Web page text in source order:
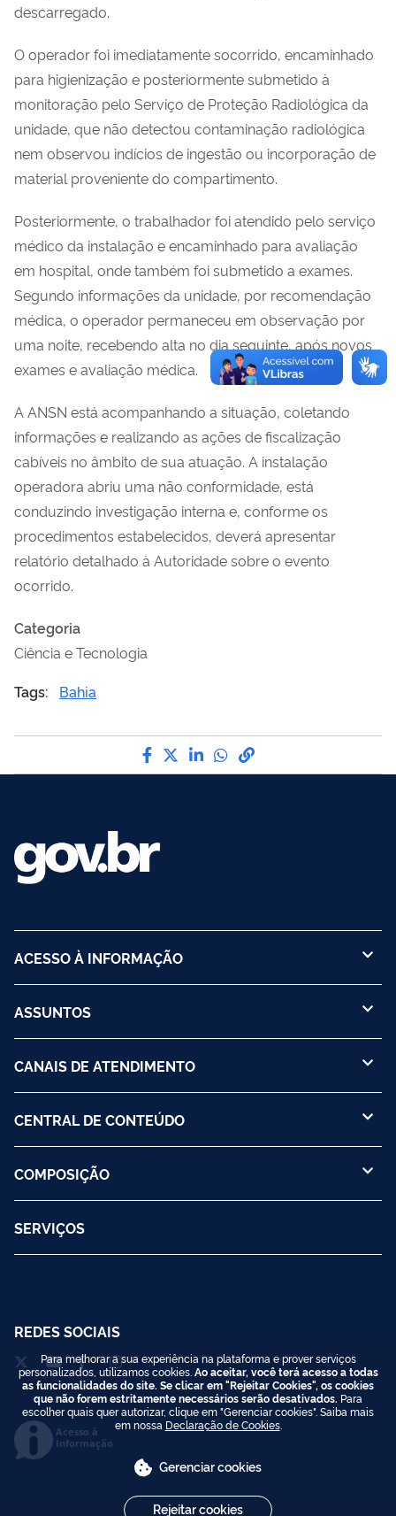
descarregado.
O operador foi imediatamente socorrido, encaminhado
para higienização e posteriormente submetido à
monitoração pelo Serviço de Proteção Radiológica da
unidade, que não detectou contaminação radiológica
nem observou indícios de ingestão ou incorporação de
material proveniente do compartimento.
Posteriormente, o trabalhador foi atendido pelo serviço
médico da instalação e encaminhado para avaliação
em hospital, onde também foi submetido a exames.
Segundo informações da unidade, por recomendação
médica, o operador permaneceu em observação por
uma noite, recebendo alta no dia seguinte, após novos
exames e avaliação médica.
A ANSN está acompanhando a situação, coletando
informações e realizando as ações de fiscalização
cabíveis no âmbito de sua atuação. A instalação
operadora abriu uma não conformidade, está
conduzindo investigação interna e, conforme os
procedimentos estabelecidos, deverá apresentar
relatório detalhado à Autoridade sobre o evento
ocorrido.
Categoria
Ciência e Tecnologia
Tags:
Bahia
Compartilhe por Facebook
Compartilhe por Twitter
Compartilhe por
Compartilhe por
link para Copiar
ACESSO À INFORMAÇÃO
ASSUNTOS
CANAIS DE ATENDIMENTO
CENTRAL DE CONTEÚDO
COMPOSIÇÃO
SERVIÇOS
REDES SOCIAIS
Acesso à
Informação
Para melhorar a sua experiência na plataforma e prover serviços
personalizados, utilizamos cookies. Ao aceitar, você terá acesso a todas
as funcionalidades do site. Se clicar em "Rejeitar Cookies", os cookies
que não forem estritamente necessários serão desativados. Para
escolher quais quer autorizar, clique em "Gerenciar cookies". Saiba mais
em nossa Declaração de Cookies.
Gerenciar cookies
Rejeitar cookies